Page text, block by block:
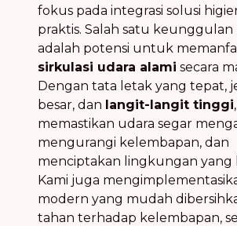
fokus pada integrasi solusi
praktis. Salah satu
adalah potensi untuk
sirkulasi udara alami secara
Dengan tata letak yang tepat,
besar, dan langit-langit tinggi
memastikan udara segar
mengurangi kelembapan, dan
menciptakan lingkungan yang
Kami juga
modern yang mudah
tahan terhadap kelembapan,